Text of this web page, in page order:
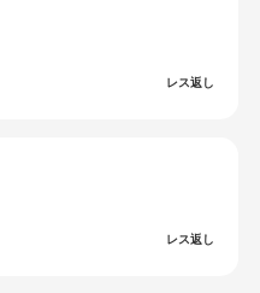
レス返し
レス返し